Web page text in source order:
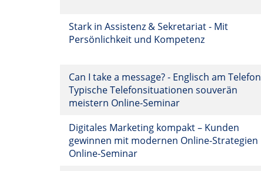
Stark in Assistenz & Sekretariat - Mit
Persönlichkeit und Kompetenz
Can I take a message? - Englisch am Telefon
Typische Telefonsituationen souverän
meistern Online-Seminar
Digitales Marketing kompakt – Kunden
gewinnen mit modernen Online-Strategien
Online-Seminar